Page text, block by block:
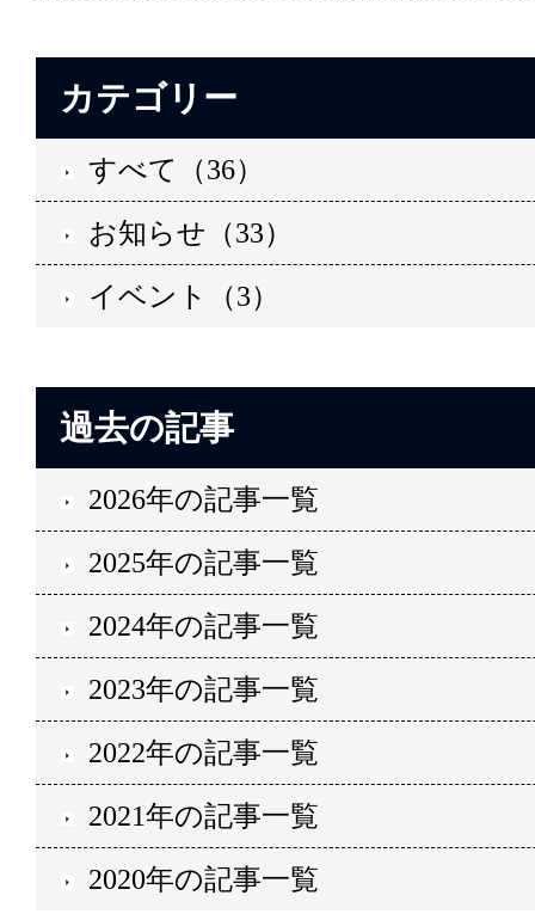
カテゴリー
すべて（36）
お知らせ（33）
イベント（3）
過去の記事
2026年の記事一覧
2025年の記事一覧
2024年の記事一覧
2023年の記事一覧
2022年の記事一覧
2021年の記事一覧
2020年の記事一覧